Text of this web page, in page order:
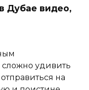
Дубае видео,
сложно удивить
на